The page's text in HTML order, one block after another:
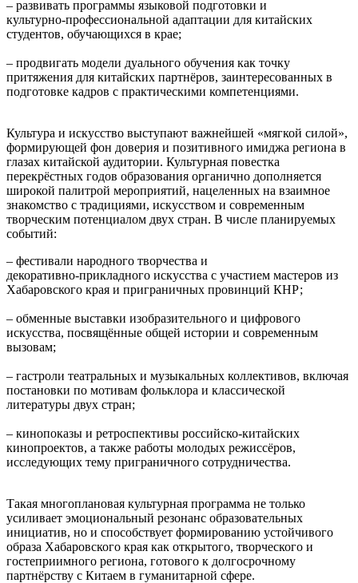
– развивать программы языковой подготовки и
культурно‑профессиональной адаптации для китайских
студентов, обучающихся в крае;
– продвигать модели дуального обучения как точку
притяжения для китайских партнёров, заинтересованных в
подготовке кадров с практическими компетенциями.
Культура и искусство выступают важнейшей «мягкой силой»,
формирующей фон доверия и позитивного имиджа региона в
глазах китайской аудитории. Культурная повестка
перекрёстных годов образования органично дополняется
широкой палитрой мероприятий, нацеленных на взаимное
знакомство с традициями, искусством и современным
творческим потенциалом двух стран. В числе планируемых
событий:
– фестивали народного творчества и
декоративно‑прикладного искусства с участием мастеров из
Хабаровского края и приграничных провинций КНР;
– обменные выставки изобразительного и цифрового
искусства, посвящённые общей истории и современным
вызовам;
– гастроли театральных и музыкальных коллективов, включая
постановки по мотивам фольклора и классической
литературы двух стран;
– кинопоказы и ретроспективы российско‑китайских
кинопроектов, а также работы молодых режиссёров,
исследующих тему приграничного сотрудничества.
Такая многоплановая культурная программа не только
усиливает эмоциональный резонанс образовательных
инициатив, но и способствует формированию устойчивого
образа Хабаровского края как открытого, творческого и
гостеприимного региона, готового к долгосрочному
партнёрству с Китаем в гуманитарной сфере.